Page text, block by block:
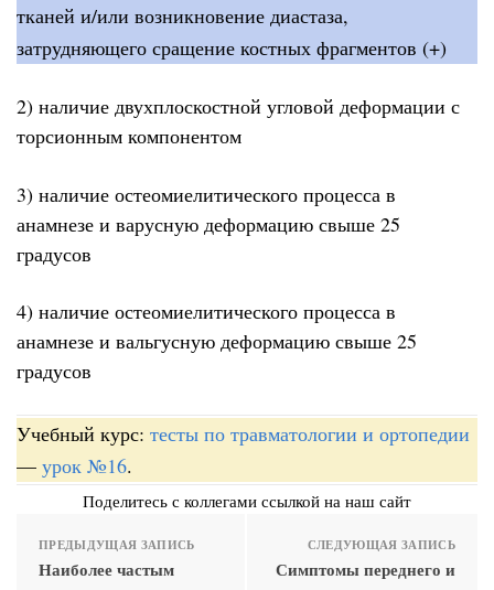
тканей и/или возникновение диастаза,
затрудняющего сращение костных фрагментов (+)
2) наличие двухплоскостной угловой деформации с
торсионным компонентом
3) наличие остеомиелитического процесса в
анамнезе и варусную деформацию свыше 25
градусов
4) наличие остеомиелитического процесса в
анамнезе и вальгусную деформацию свыше 25
градусов
Учебный курс: тесты по травматологии и ортопедии
— урок №16.
Поделитесь с коллегами ссылкой на наш сайт
ПРЕДЫДУЩАЯ ЗАПИСЬ
Наиболее частым
СЛЕДУЮЩАЯ ЗАПИСЬ
Симптомы переднего и